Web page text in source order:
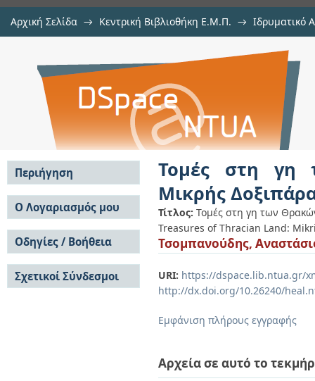
Αρχική Σελίδα → Κεντρική Βιβλιοθήκη Ε.Μ.Π. → Ιδρυματικό
Τομές στη γη των Θρακών:
Ζώνης
Τομές στη γη
Μικρής
Τίτλος: Τομές στη γη των
Treasures of Thracian Land:
Τσομπανούδης,
URI: https://dspace.lib.ntua.gr/
http://dx.doi.org/10.26240/
Εμφάνιση πλήρους εγγραφής
Αρχεία σε αυτό το
Περιήγηση
Σε όλο το DSpace
Κοινότητες & Συλλογές
Ανά Ημερομηνία
Έκδοσης
Συγγραφείς
Τίτλοι
Θέματα
Ο Λογαριασμός μου
Σύνδεση
Εγγραφή
Οδηγίες / Βοήθεια
Οδηγίες Υποβολής
Οδηγίες Χρήσης ΙΑ
Συχνές Ερωτήσεις
Σχετικοί Σύνδεσμοι